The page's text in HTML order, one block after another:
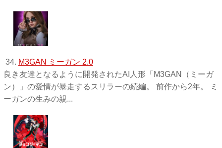
34. M3GAN ミーガン 2.0
良き友達となるように開発されたAI人形「M3GAN（ミーガ
ン）」の愛情が暴走するスリラーの続編。 前作から2年。 ミ
ーガンの生みの親...